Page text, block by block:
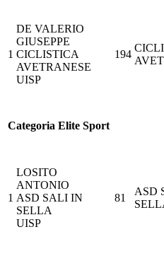
1
DE VALERIO
GIUSEPPE
CICLISTICA
AVETRANESE
UISP
194
Categoria Elite Sport
1
LOSITO
ANTONIO
ASD SALI IN
SELLA
UISP
81
ASD